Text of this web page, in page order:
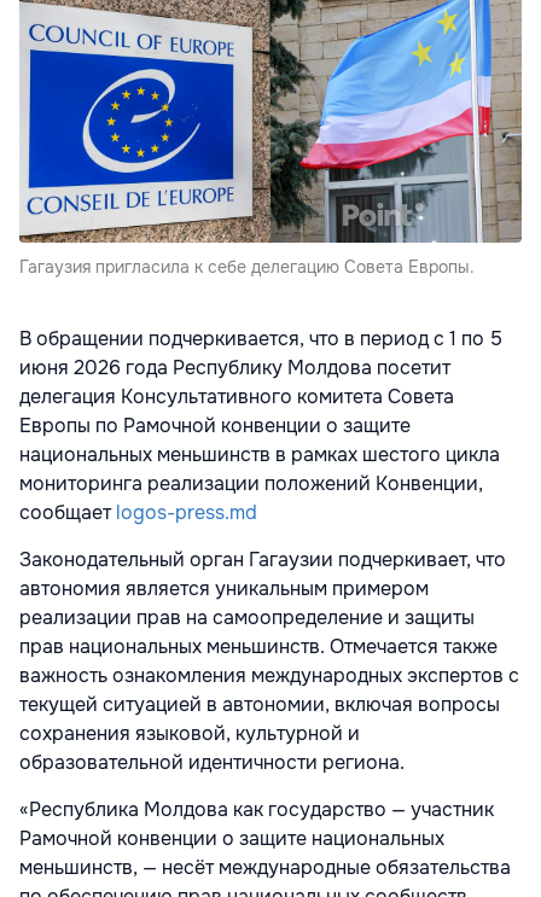
Гагаузия пригласила к себе делегацию Совета Европы.
В обращении подчеркивается, что в период с 1 по 5
июня 2026 года Республику Молдова посетит
делегация Консультативного комитета Совета
Европы по Рамочной конвенции о защите
национальных меньшинств в рамках шестого цикла
мониторинга реализации положений Конвенции,
сообщаетlogos-press.md
Законодательный орган Гагаузии подчеркивает, что
автономия является уникальным примером
реализации прав на самоопределение и защиты
прав национальных меньшинств. Отмечается также
важность ознакомления международных экспертов с
текущей ситуацией в автономии, включая вопросы
сохранения языковой, культурной и
образовательной идентичности региона.
«Республика Молдова как государство — участник
Рамочной конвенции о защите национальных
меньшинств, — несёт международные обязательства